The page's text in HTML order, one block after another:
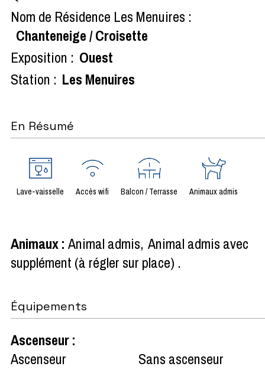
Nom de Résidence Les Menuires :
Chanteneige / Croisette
Exposition : Ouest
Station : Les Menuires
En Résumé
Lave-vaisselle Accès wifi Balcon / Terrasse Animaux admis
Animaux: Animal admis Animal admis avec
supplément (à régler sur place)
Équipements
Ascenseur:
Ascenseur
Sans ascenseur